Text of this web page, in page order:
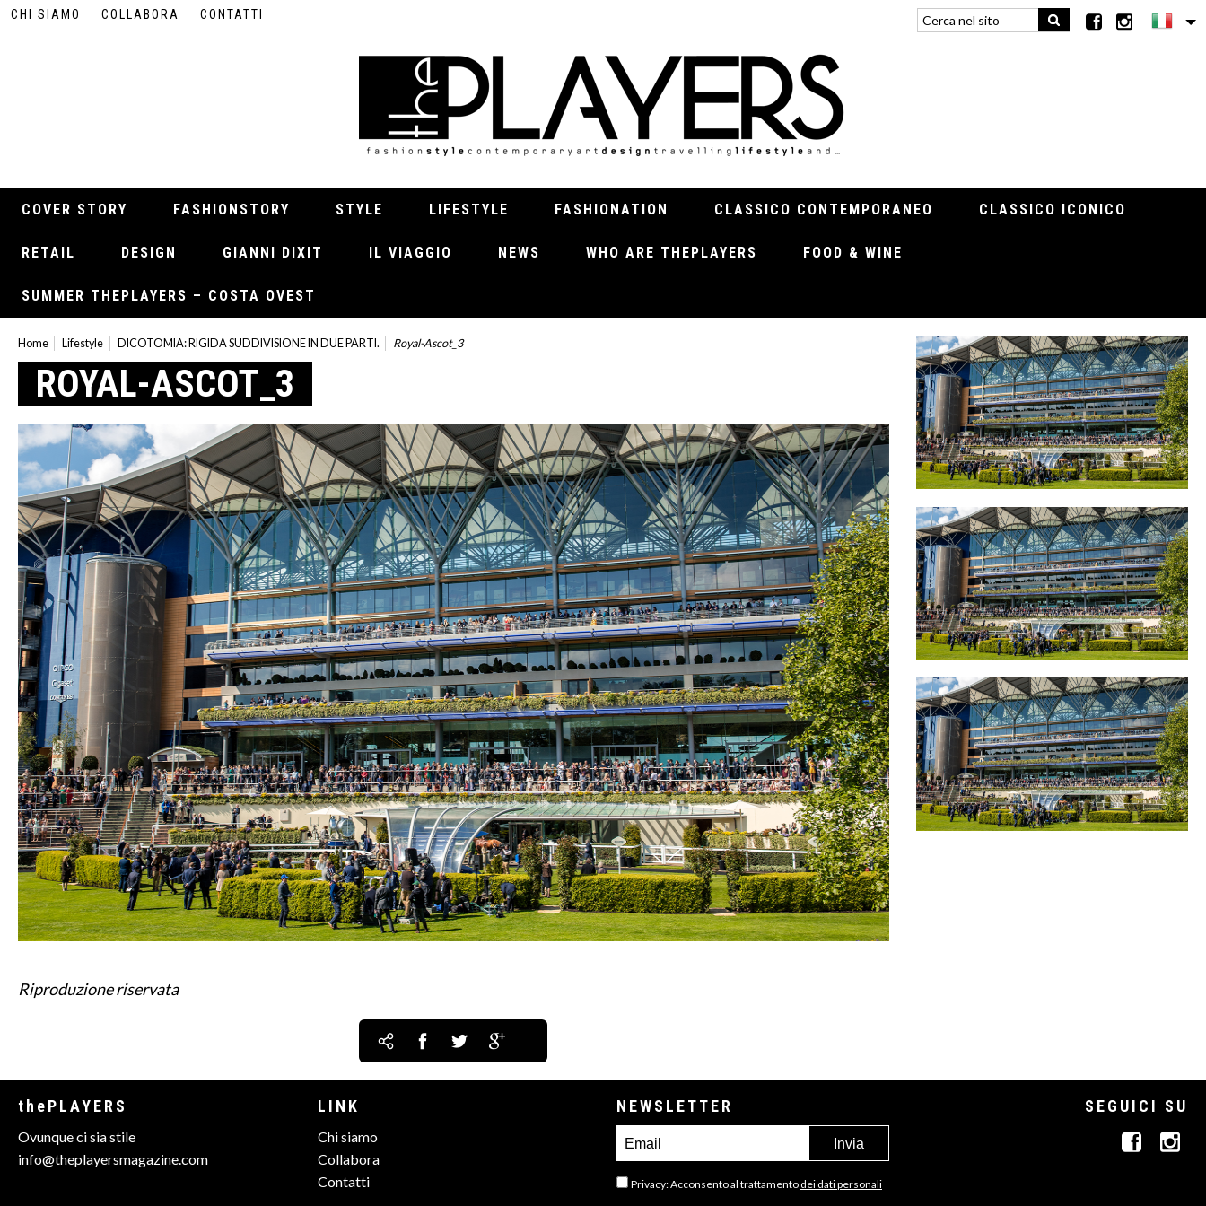
CHI SIAMO COLLABORA CONTATTI
COVER STORY FASHIONSTORY STYLE LIFESTYLE FASHIONATION CLASSICO CONTEMPORANEO CLASSICO ICONICO
RETAIL DESIGN GIANNI DIXIT IL VIAGGIO NEWS WHO ARE THEPLAYERS FOOD & WINE
SUMMER THEPLAYERS – COSTA OVEST
Home Lifestyle DICOTOMIA: RIGIDA SUDDIVISIONE IN DUE PARTI. Royal-Ascot_3
ROYAL-ASCOT_3
Riproduzione riservata
thePLAYERS
Ovunque ci sia stile
info@theplayersmagazine.com
LINK
Chi siamo
Collabora
Contatti
NEWSLETTER
Privacy: Acconsento al trattamento dei dati personali
SEGUICI SU